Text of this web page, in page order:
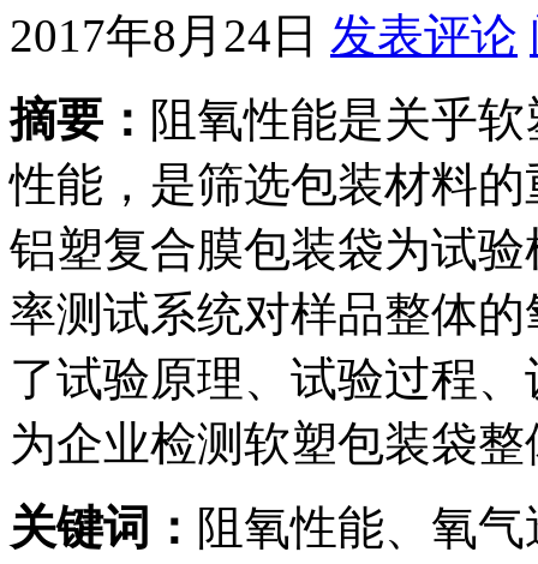
2017年8月24日 发表评论
摘要： 阻氧性能是关乎
性能，是筛选包装材料
铝塑复合膜包装袋为试
率测试系统对样品整体
了试验原理、试验过程
为企业检测软塑包装袋
关键词： 阻氧性能、氧